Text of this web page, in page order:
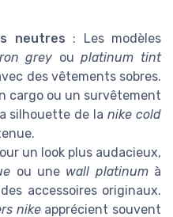
neutres : Les modèles
grey ouplatinum tint
des vêtements sobres.
cargo ou un survêtement
silhouette de lanike cold
un look plus audacieux,
ou une wall platinumà
accessoires originaux.
nikeapprécient souvent